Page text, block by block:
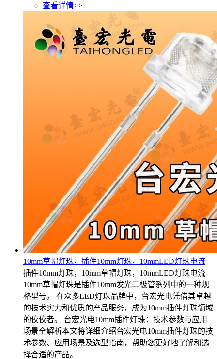
查看详情>>
10mm草帽灯珠，插件10mm灯珠，10mmLED灯珠电流
插件10mm灯珠，10mm草帽灯珠，10mmLED灯珠电流
10mm草帽灯珠是插件10mm发光二极管系列中的一种规
格型号。 在众多LED灯珠品牌中，台宏光电凭借其卓越
的技术实力和优质的产品服务，成为10mm插件灯珠领域
的佼佼者。 台宏光电10mm插件灯珠：技术参数与应用
场景全解析本文将详细介绍台宏光电10mm插件灯珠的技
术参数、应用场景及选型指南，帮助您更好地了解和选
择合适的产品。